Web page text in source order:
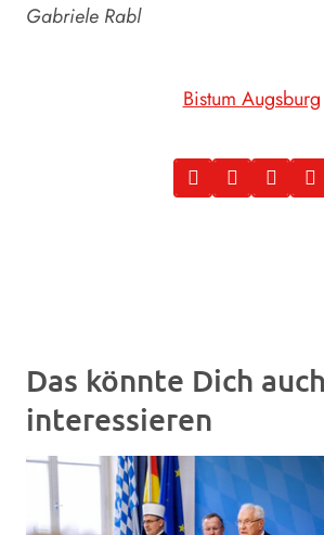
Gabriele Rabl
Bistum Augsburg
Das könnte Dich auch
interessieren